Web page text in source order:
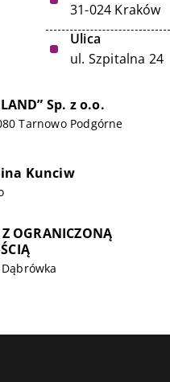
31-024 Kraków
Ulica
ul. Szpitalna 24
Sp. z o.o.
Tarnowo Podgórne
Kunciw
OGRANICZONĄ